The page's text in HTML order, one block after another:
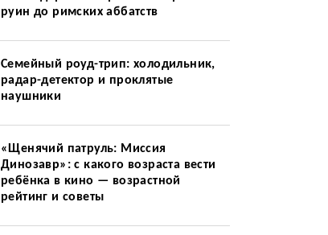
руин до римских аббатств
Семейный роуд-трип: холодильник,
радар-детектор и проклятые
наушники
«Щенячий патруль: Миссия
Динозавр»: с какого возраста вести
ребёнка в кино — возрастной
рейтинг и советы